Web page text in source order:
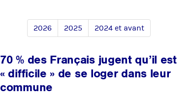
2026 2025 2024 et avant
70 % des Français jugent qu’il est
« difficile » de se loger dans leur
commune